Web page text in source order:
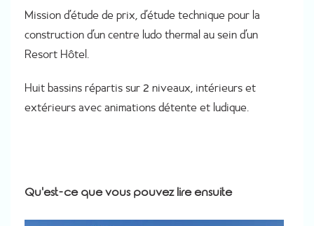
Mission d’étude de prix, d’étude technique pour la
construction d’un centre ludo thermal au sein d’un
Resort Hôtel.
Huit bassins répartis sur 2 niveaux, intérieurs et
extérieurs avec animations détente et ludique.
Qu'est-ce que vous pouvez lire ensuite